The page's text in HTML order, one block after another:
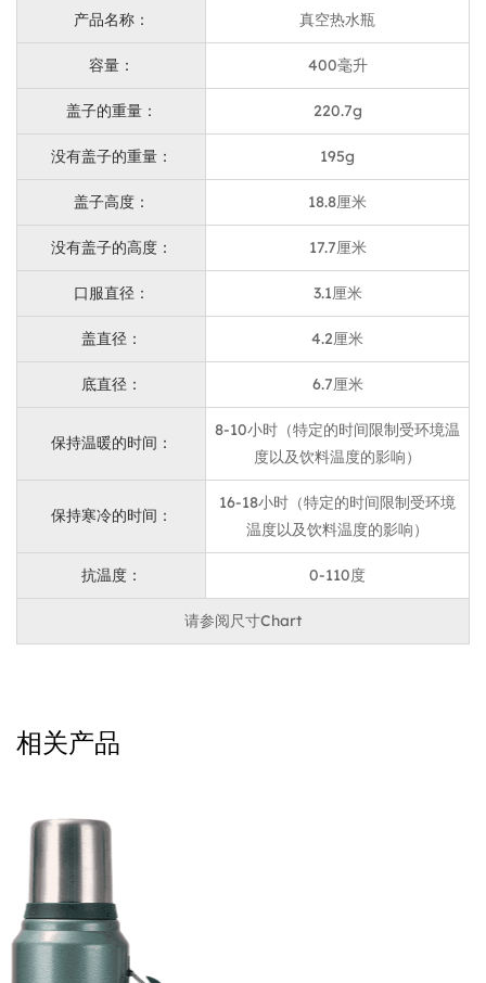
316不锈钢提供了对酸和碱的特殊耐药性，可确保与各种
饮料接触时不会释放有害物质，从而保留饮料的纯度。
304不锈钢具有出色的耐腐蚀性，耐磨损，并保持光滑，
光滑的外部供长期使用。
盖子由高质量，无毒的塑料制成，可确保耐用性和安全
性，并带有方便的手环，可轻松携带。
可定制内容
可定制的杯子颜色
要了解有关真空热水机体颜色定制过程的更多信息，这是
我们更详细的介绍：
https://www.aijunware.com/news/industry-
news/insulation-cup-color-customization-process-
使用场景
这个400毫升的热杯适合各种日常使用场景，尤其是用于
办公室工作人员，学生，体育爱好者和旅行者。
使用后立即清洁热杯。使用温和的洗涤剂和软布来避免刮
我已经将其推荐给我的朋友！”
用户b：“可移动的盖子是一项很棒的功能，非常容易清
仍然很温暖。非常适合办公！”
用户c：“这个热杯具有时尚时尚的设计，颜色是如此令人
耳目一新。握持时感觉非常高，隔热材料很棒。手工环在
旅途中特别方便。”
产品名称： 真空热水瓶
容量： 400毫升
盖子的重量： 220.7g
没有盖子的重量： 195g
盖子高度： 18.8厘米
没有盖子的高度： 17.7厘米
口服直径： 3.1厘米
盖直径： 4.2厘米
底直径： 6.7厘米
保持温暖的时间：
8-10小时（特定的时间限制受环境温
度以及饮料温度的影响）
保持寒冷的时间：
16-18小时（特定的时间限制受环境
温度以及饮料温度的影响）
抗温度： 0-110度
请参阅尺寸Chart
相关产品